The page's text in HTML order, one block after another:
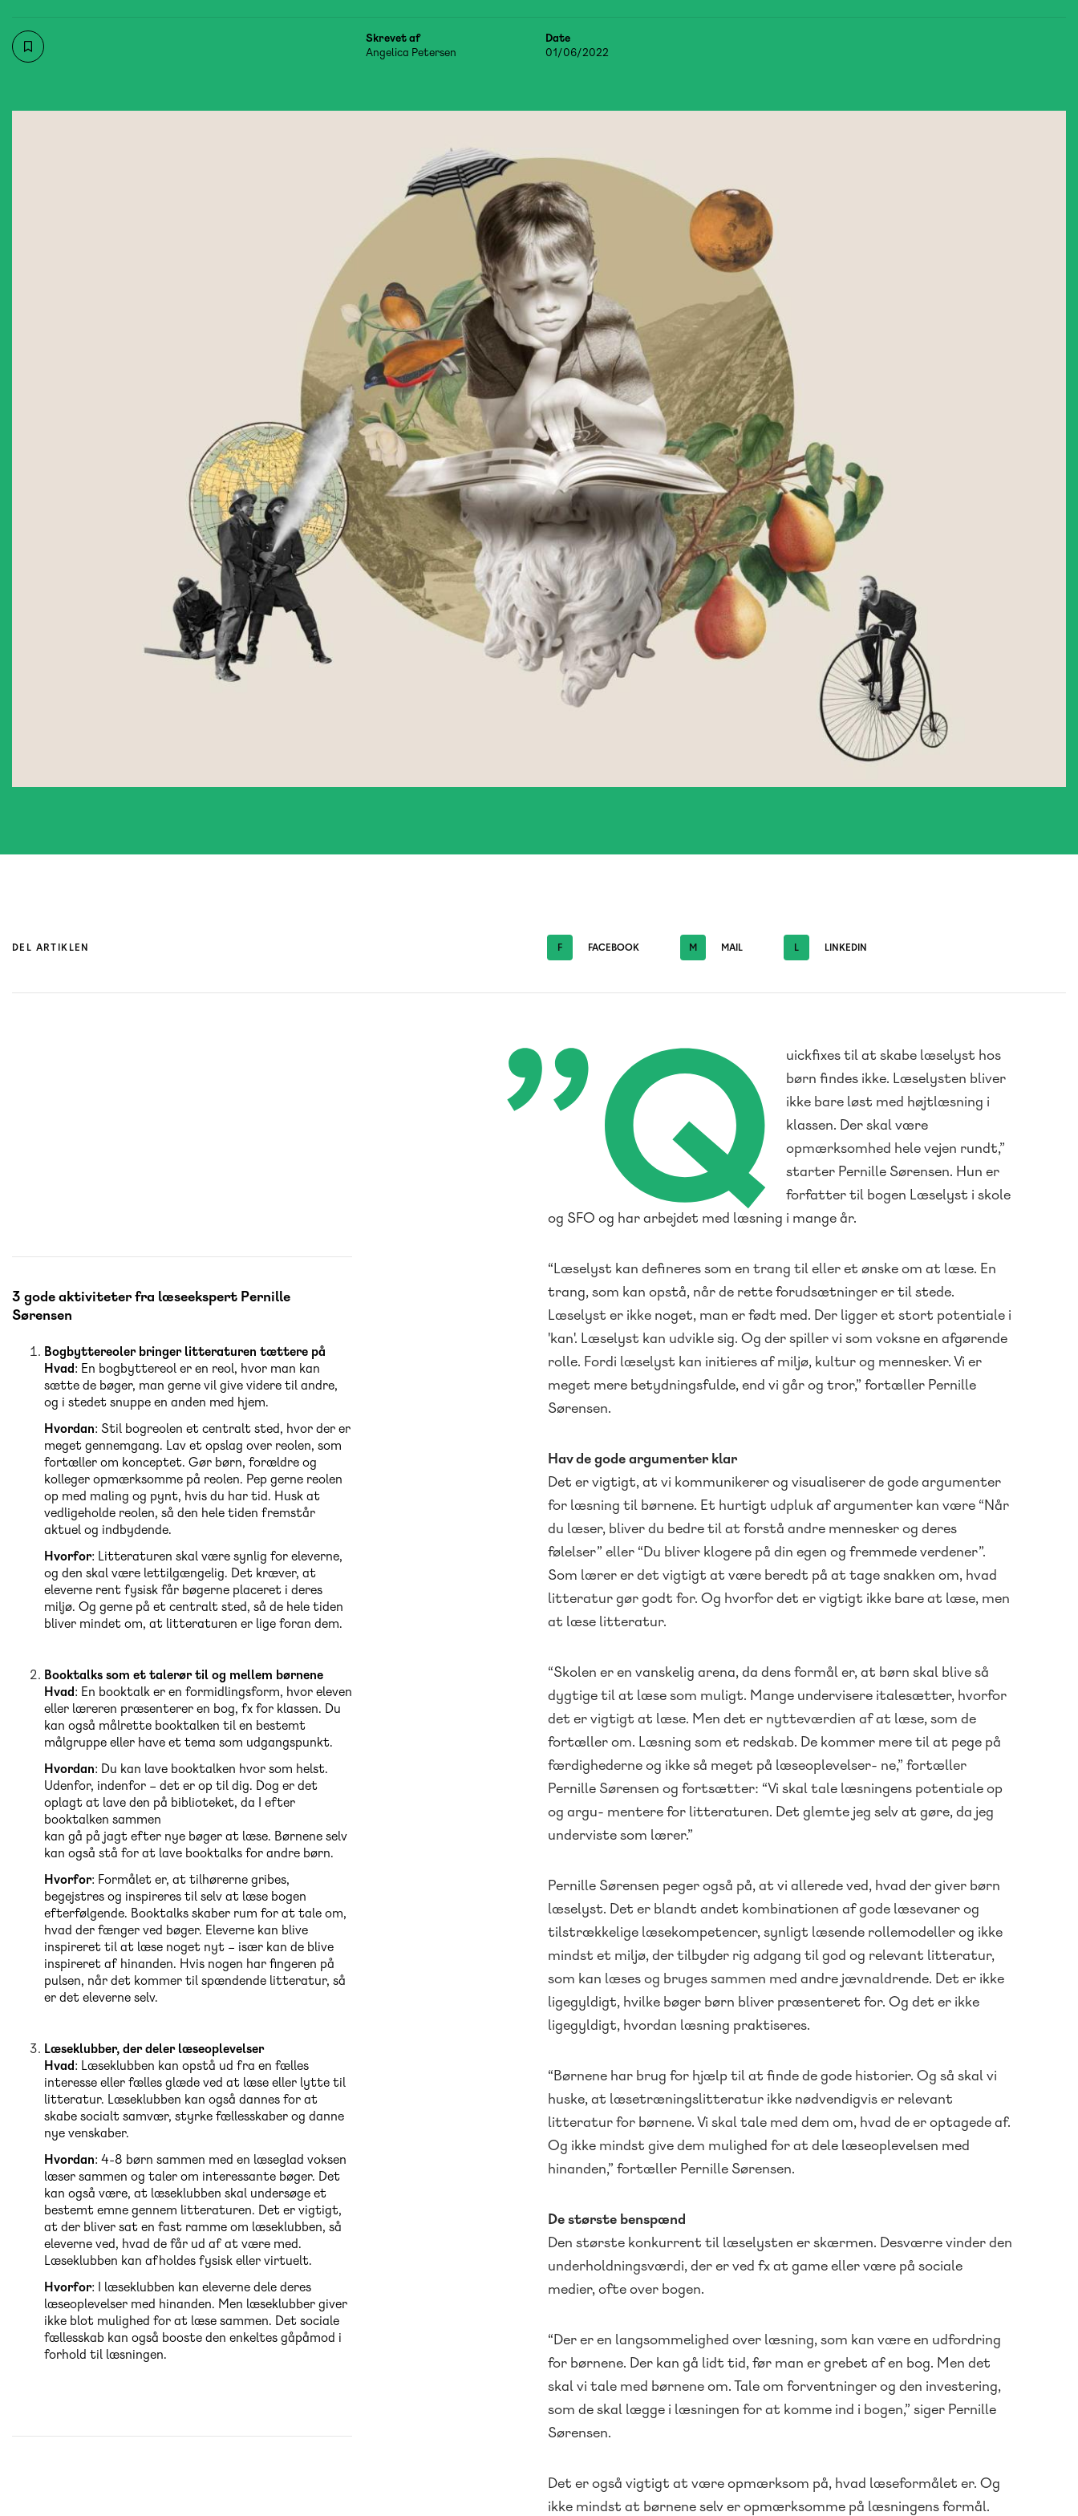
Skrevet af
Angelica Petersen
Date
01/06/2022
DEL ARTIKLEN F FACEBOOK M MAIL L LINKEDIN
”Q
uickfixes til at skabe læselyst hos
børn findes ikke. Læselysten bliver
ikke bare løst med højtlæsning i
klassen. Der skal være
opmærksomhed hele vejen rundt,”
starter Pernille Sørensen. Hun er
forfatter til bogen Læselyst i skole
og SFO og har arbejdet med læsning i mange år.
“Læselyst kan defineres som en trang til eller et ønske om at læse. En
trang, som kan opstå, når de rette forudsætninger er til stede.
Læselyst er ikke noget, man er født med. Der ligger et stort potentiale i
'kan'. Læselyst kan udvikle sig. Og der spiller vi som voksne en afgørende
rolle. Fordi læselyst kan initieres af miljø, kultur og mennesker. Vi er
meget mere betydningsfulde, end vi går og tror,” fortæller Pernille
Sørensen.
3 gode aktiviteter fra læseekspert Pernille
Sørensen
Bogbyttereoler bringer litteraturen tættere på
Hvad: En bogbyttereol er en reol, hvor man kan
sætte de bøger, man gerne vil give videre til andre,
og i stedet snuppe en anden med hjem.
Hvordan: Stil bogreolen et centralt sted, hvor der er
meget gennemgang. Lav et opslag over reolen, som
fortæller om konceptet. Gør børn, forældre og
kolleger opmærksomme på reolen. Pep gerne reolen
op med maling og pynt, hvis du har tid. Husk at
vedligeholde reolen, så den hele tiden fremstår
aktuel og indbydende.
Hvorfor: Litteraturen skal være synlig for eleverne,
og den skal være lettilgængelig. Det kræver, at
eleverne rent fysisk får bøgerne placeret i deres
miljø. Og gerne på et centralt sted, så de hele tiden
bliver mindet om, at litteraturen er lige foran dem.
Booktalks som et talerør til og mellem børnene
Hvad: En booktalk er en formidlingsform, hvor eleven
eller læreren præsenterer en bog, fx for klassen. Du
kan også målrette booktalken til en bestemt
målgruppe eller have et tema som udgangspunkt.
Hvordan: Du kan lave booktalken hvor som helst.
Udenfor, indenfor – det er op til dig. Dog er det
oplagt at lave den på biblioteket, da I efter
booktalken sammen
kan gå på jagt efter nye bøger at læse. Børnene selv
kan også stå for at lave booktalks for andre børn.
Hvorfor: Formålet er, at tilhørerne gribes,
begejstres og inspireres til selv at læse bogen
efterfølgende. Booktalks skaber rum for at tale om,
hvad der fænger ved bøger. Eleverne kan blive
inspireret til at læse noget nyt – især kan de blive
inspireret af hinanden. Hvis nogen har fingeren på
pulsen, når det kommer til spændende litteratur, så
er det eleverne selv.
Læseklubber, der deler læseoplevelser
Hvad: Læseklubben kan opstå ud fra en fælles
interesse eller fælles glæde ved at læse eller lytte til
litteratur. Læseklubben kan også dannes for at
skabe socialt samvær, styrke fællesskaber og danne
nye venskaber.
Hvordan: 4-8 børn sammen med en læseglad voksen
læser sammen og taler om interessante bøger. Det
kan også være, at læseklubben skal undersøge et
bestemt emne gennem litteraturen. Det er vigtigt,
at der bliver sat en fast ramme om læseklubben, så
eleverne ved, hvad de får ud af at være med.
Læseklubben kan afholdes fysisk eller virtuelt.
Hvorfor: I læseklubben kan eleverne dele deres
læseoplevelser med hinanden. Men læseklubber giver
ikke blot mulighed for at læse sammen. Det sociale
fællesskab kan også booste den enkeltes gåpåmod i
forhold til læsningen.
Hav de gode argumenter klar
Det er vigtigt, at vi kommunikerer og visualiserer de gode argumenter
for læsning til børnene. Et hurtigt udpluk af argumenter kan være “Når
du læser, bliver du bedre til at forstå andre mennesker og deres
følelser” eller “Du bliver klogere på din egen og fremmede verdener”.
Som lærer er det vigtigt at være beredt på at tage snakken om, hvad
litteratur gør godt for. Og hvorfor det er vigtigt ikke bare at læse, men
at læse litteratur.
“Skolen er en vanskelig arena, da dens formål er, at børn skal blive så
dygtige til at læse som muligt. Mange undervisere italesætter, hvorfor
det er vigtigt at læse. Men det er nytteværdien af at læse, som de
fortæller om. Læsning som et redskab. De kommer mere til at pege på
færdighederne og ikke så meget på læseoplevelser- ne,” fortæller
Pernille Sørensen og fortsætter: “Vi skal tale læsningens potentiale op
og argu- mentere for litteraturen. Det glemte jeg selv at gøre, da jeg
underviste som lærer.”
Pernille Sørensen peger også på, at vi allerede ved, hvad der giver børn
læselyst. Det er blandt andet kombinationen af gode læsevaner og
tilstrækkelige læsekompetencer, synligt læsende rollemodeller og ikke
mindst et miljø, der tilbyder rig adgang til god og relevant litteratur,
som kan læses og bruges sammen med andre jævnaldrende. Det er ikke
ligegyldigt, hvilke bøger børn bliver præsenteret for. Og det er ikke
ligegyldigt, hvordan læsning praktiseres.
“Børnene har brug for hjælp til at finde de gode historier. Og så skal vi
huske, at læsetræningslitteratur ikke nødvendigvis er relevant
litteratur for børnene. Vi skal tale med dem om, hvad de er optagede af.
Og ikke mindst give dem mulighed for at dele læseoplevelsen med
hinanden,” fortæller Pernille Sørensen.
De største benspænd
Den største konkurrent til læselysten er skærmen. Desværre vinder den
underholdningsværdi, der er ved fx at game eller være på sociale
medier, ofte over bogen.
“Der er en langsommelighed over læsning, som kan være en udfordring
for børnene. Der kan gå lidt tid, før man er grebet af en bog. Men det
skal vi tale med børnene om. Tale om forventninger og den investering,
som de skal lægge i læsningen for at komme ind i bogen,” siger Pernille
Sørensen.
Det er også vigtigt at være opmærksom på, hvad læseformålet er. Og
ikke mindst at børnene selv er opmærksomme på læsningens formål.